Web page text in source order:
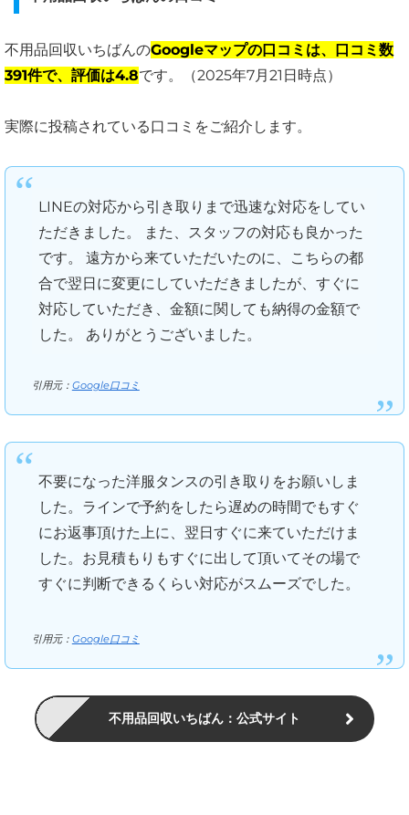
不用品回収いちばんのGoogleマップの口コミは、口コミ数
391件で、評価は4.8です。（2025年7月21日時点）
実際に投稿されている口コミをご紹介します。
LINEの対応から引き取りまで迅速な対応をしてい
ただきました。 また、スタッフの対応も良かった
です。 遠方から来ていただいたのに、こちらの都
合で翌日に変更にしていただきましたが、すぐに
対応していただき、金額に関しても納得の金額で
した。 ありがとうございました。
引用元： Google口コミ
不要になった洋服タンスの引き取りをお願いしま
した。ラインで予約をしたら遅めの時間でもすぐ
にお返事頂けた上に、翌日すぐに来ていただけま
した。お見積もりもすぐに出して頂いてその場で
すぐに判断できるくらい対応がスムーズでした。
引用元： Google口コミ
不用品回収いちばん：公式サイト